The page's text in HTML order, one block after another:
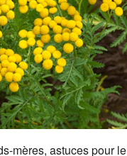
mères, astuces pour